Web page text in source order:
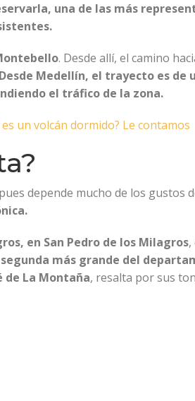
una de las más
. Desde allí, el camino
Desde Medellín, el trayecto es de
el tráfico de la zona.
un volcán dormido? Le contamos
depende mucho de los gustos
en San Pedro de los Milagros
segunda más grande del
de La Montaña, resalta por sus